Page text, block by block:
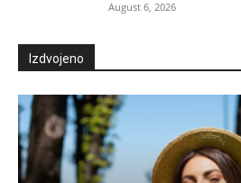
August 6, 2026
Izdvojeno